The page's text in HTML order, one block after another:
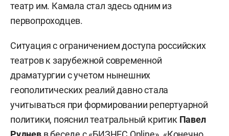
театр им. Камала стал здесь одним из
первопроходцев.
Ситуация с ограничением доступа российских
театров к зарубежной современной
драматургии с учетом нынешних
геополитических реалий давно стала
учитываться при формировании репертуарной
политики, пояснил театральный критик Павел